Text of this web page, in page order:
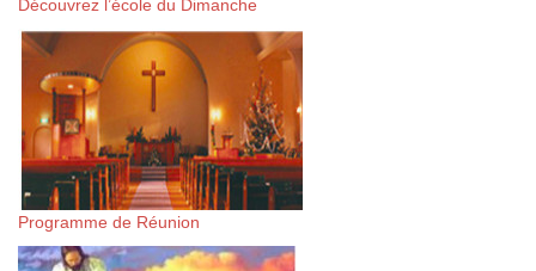
Découvrez l’école du Dimanche
Programme de Réunion